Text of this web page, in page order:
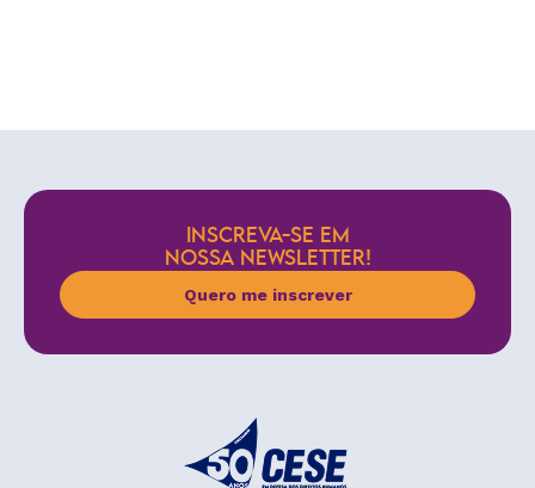
INSCREVA-SE EM
NOSSA NEWSLETTER!
Quero me inscrever